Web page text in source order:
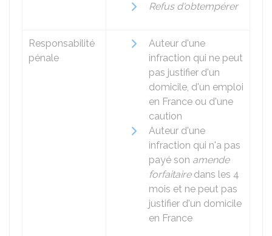
Refus d'obtempérer
Responsabilité
pénale
Auteur d'une
infraction qui ne peut
pas justifier d'un
domicile, d'un emploi
en France ou d'une
caution
Auteur d'une
infraction qui n'a pas
payé son amende
forfaitairedans les 4
mois et ne peut pas
justifier d'un domicile
en France